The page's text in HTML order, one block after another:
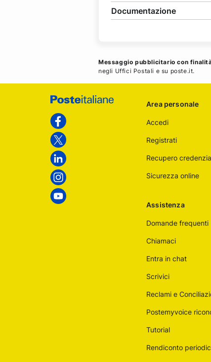
Documentazione
Messaggio pubblicitario con
negli Uffici Postali e su poste.it.
Footer
Poste
Italiane
Area personale
Accedi
Registrati
Recupero
Sicurezza online
Assistenza
Domande frequenti
Chiamaci
Entra in chat
Scrivici
Reclami e
Postemyvoice
Tutorial
Rendiconto